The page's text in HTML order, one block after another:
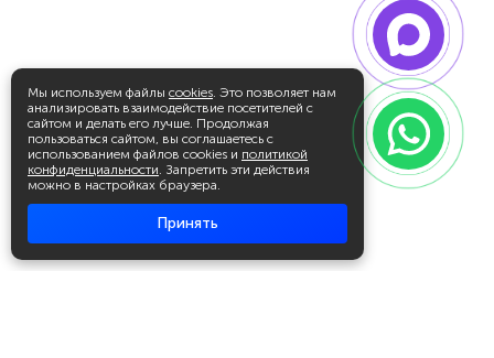
Мы используем файлы cookies. Это позволяет нам
анализировать взаимодействие посетителей с
сайтом и делать его лучше. Продолжая
пользоваться сайтом, вы соглашаетесь с
использованием файлов cookies и политикой
конфиденциальности. Запретить эти действия
можно в настройках браузера.
Принять